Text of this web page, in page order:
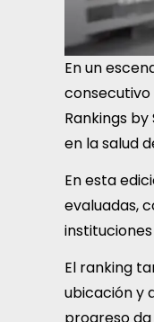
En un
consecutivo
Rankings
en la salud
En esta
evaluadas,
instituciones
El ranking
ubicación y
progreso